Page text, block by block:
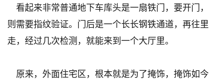
看起来非常普通地下车库头是一扇铁门，要开门，
则需要指纹验证。门后是一个长长钢铁通道，再往里
走，经过几次检测，就能来到一个大厅里。
原来，外面住宅区，根本就是为了掩饰，掩饰如今